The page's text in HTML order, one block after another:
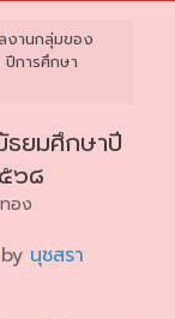
งานกลุ่มของ
การศึกษา
ธยมศึกษาปี
๖๘
อง
นุชสรา